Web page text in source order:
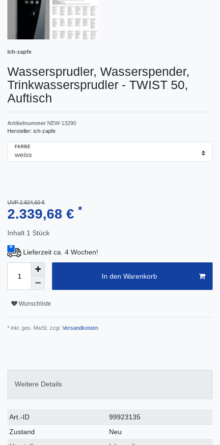
Ich-zapfe
Wassersprudler, Wasserspender,
Trinkwassersprudler - TWIST 50,
Auftisch
Artikelnummer NEW-13290
Hersteller: ich-zapfe
FARBE
UVP 2.924,60 €
2.339,68 € *
Inhalt 1 Stück
Lieferzeit ca. 4 Wochen!
In den Warenkorb
Wunschliste
* inkl. ges. MwSt. zzgl. Versandkosten
Weitere Details
Technisches
Merkmal
Wert
Art.-ID
99923135
Zustand
Neu